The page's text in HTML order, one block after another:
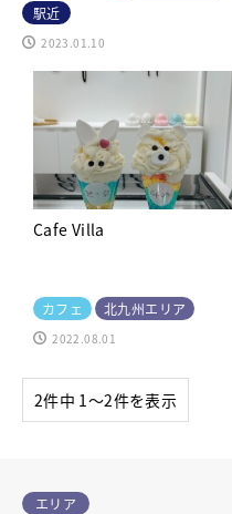
駅近
2023.01.10
Cafe Villa
カフェ 北九州エリア
2022.08.01
2件中 1〜2件を表示
エリア